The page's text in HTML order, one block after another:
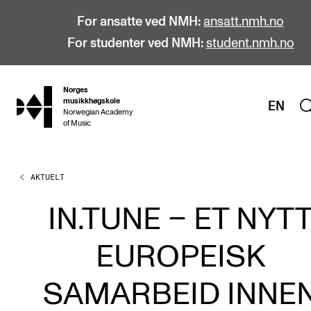
For ansatte ved NMH: ansatt.nmh.no
For studenter ved NMH: student.nmh.no
hjem
Norges
musikkhøgskole
Norwegian Academy
of Music
EN
STUDIER
Alle studier
Bachelor
Doktorgrad
Årsstudium og videreutdanning
AKTUELT
IN.TUNE – ET
EUROPEISK
SAMARBEID